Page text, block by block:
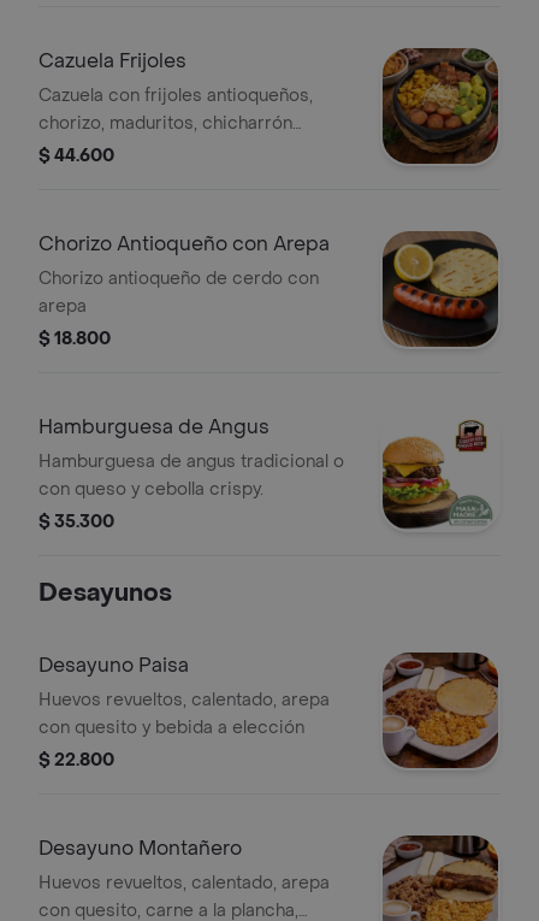
Cazuela Frijoles
Cazuela con frijoles antioqueños,
chorizo, maduritos, chicharrón
ahumado, aguacate, ripio de papa.
$ 44.600
Chorizo Antioqueño con Arepa
Chorizo antioqueño de cerdo con
arepa
$ 18.800
Hamburguesa de Angus
Hamburguesa de angus tradicional o
con queso y cebolla crispy.
$ 35.300
Desayunos
Desayuno Paisa
Huevos revueltos, calentado, arepa
con quesito y bebida a elección
$ 22.800
Desayuno Montañero
Huevos revueltos, calentado, arepa
con quesito, carne a la plancha,